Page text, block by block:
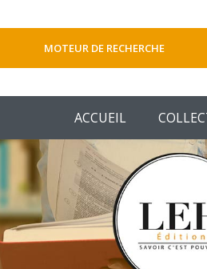
MOTEUR DE RECHERCHE
ACCUEIL